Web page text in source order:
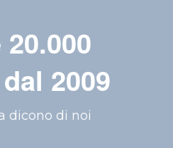
2009
dicono di noi